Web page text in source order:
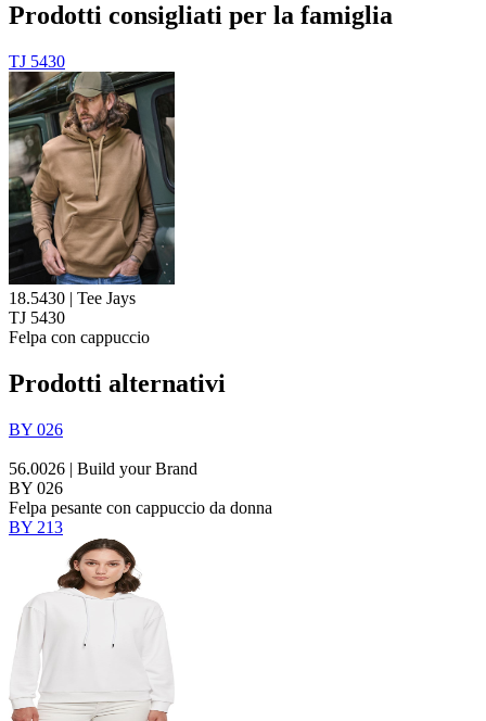
Prodotti consigliati per la famiglia
TJ 5430
18.5430 | Tee Jays
TJ 5430
Felpa con cappuccio
Prodotti alternativi
BY 026
56.0026 | Build your Brand
BY 026
Felpa pesante con cappuccio da donna
BY 213